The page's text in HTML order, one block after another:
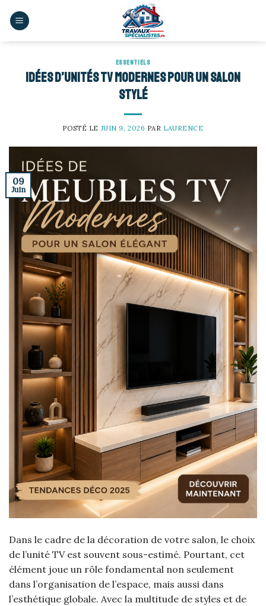
ESSENTIELS
Idées d’unités TV modernes pour un salon
stylé
POSTÉ LE JUIN 9, 2026 PAR LAURENCE
09
Juin
Dans le cadre de la décoration de votre salon, le choix
de l’unité TV est souvent sous-estimé. Pourtant, cet
élément joue un rôle fondamental non seulement
dans l’organisation de l’espace, mais aussi dans
l’esthétique globale. Avec la multitude de styles et de